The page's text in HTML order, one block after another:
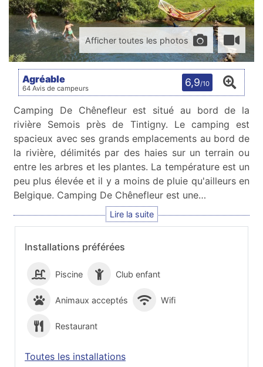
Installations préférées
Piscine Club enfant
Animaux acceptés Wifi
Restaurant
Toutes les installations
Afficher toutes les photos
Agréable
64 Avis de campeurs 6,9/10
Camping De Chênefleur est situé au bord de la
rivière Semois près de Tintigny. Le camping est
spacieux avec ses grands emplacements au bord de
la rivière, délimités par des haies sur un terrain ou
entre les arbres et les plantes. La température est un
peu plus élevée et il y a moins de pluie qu'ailleurs en
Belgique. Camping De Chênefleur est une…